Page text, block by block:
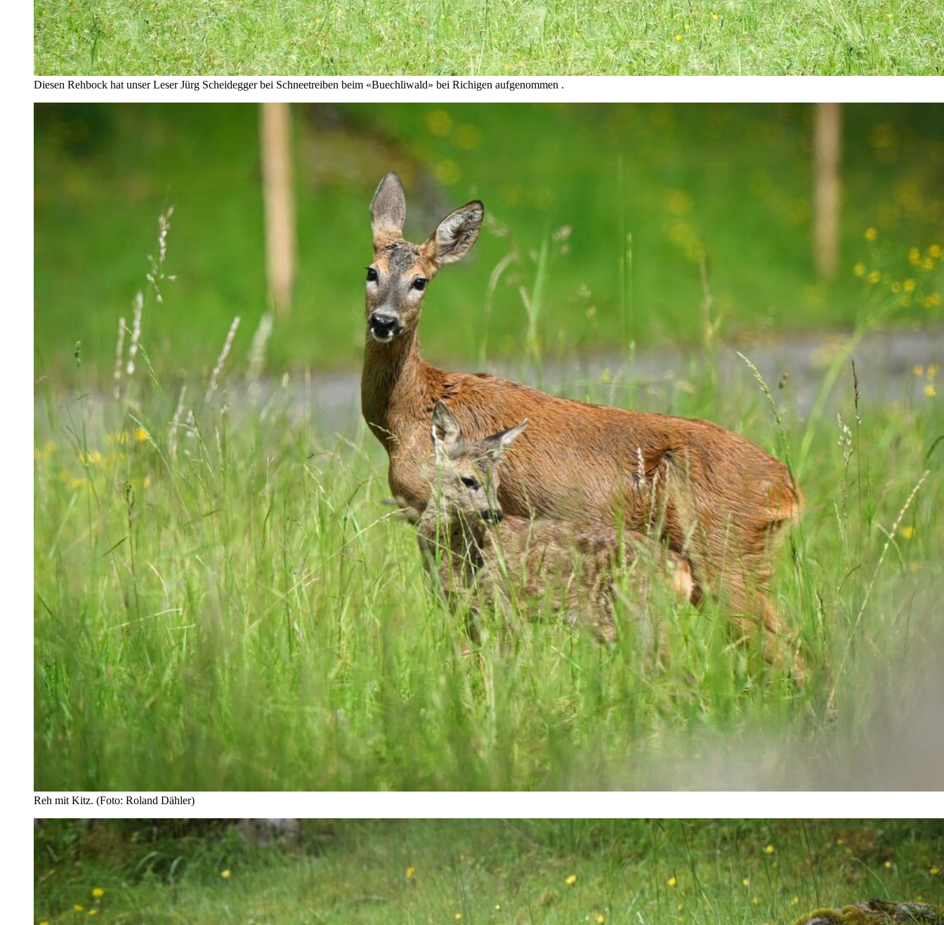
Diesen Rehbock hat unser Leser Jürg Scheidegger bei Schneetreiben beim «Buechliwald» bei Richigen aufgenommen .
Reh mit Kitz. (Foto: Roland Dähler)